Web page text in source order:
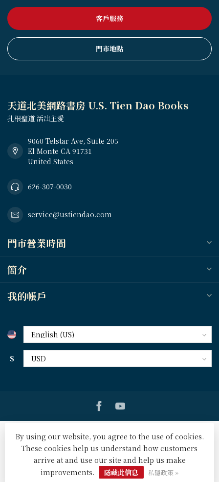
客戶服務
門市地點
天道北美網路書房 U.S. Tien Dao Books
扎根聖道 活出主愛
9060 Telstar Ave, Suite 205
El Monte CA 91731
United States
626-307-0030
service@ustiendao.com
門市營業時間
簡介
我的帳戶
$
© Copyright 2026 天道北美網路書房 U.S. Tien Dao Books
Powered byLightspeed- Lightspeed designbyDyvelopment
By using our website, you agree to the use of cookies.
These cookies help us understand how customers
arrive at and use our site and help us make
improvements.
隱藏此信息 私隱政策 »